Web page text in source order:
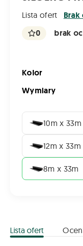
Lista ofert
0 brak
Kolor
Wymiary
10m x 33m
12m x 33m
8m x 33m
Lista ofert